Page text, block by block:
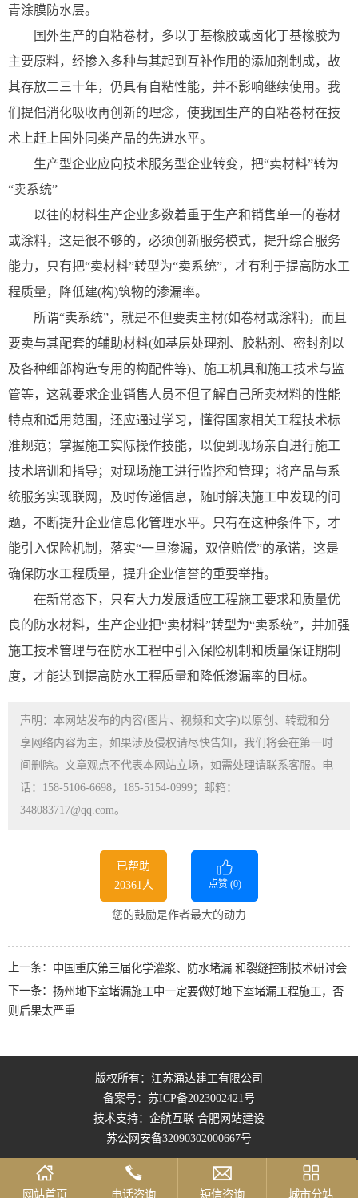
青涂膜防水层。
国外生产的自粘卷材，多以丁基橡胶或卤化丁基橡胶为
主要原料，经掺入多种与其起到互补作用的添加剂制成，故
其存放二三十年，仍具有自粘性能，并不影响继续使用。我
们提倡消化吸收再创新的理念，使我国生产的自粘卷材在技
术上赶上国外同类产品的先进水平。
生产型企业应向技术服务型企业转变，把“卖材料”转为
“卖系统”
以往的材料生产企业多数着重于生产和销售单一的卷材
或涂料，这是很不够的，必须创新服务模式，提升综合服务
能力，只有把“卖材料”转型为“卖系统”，才有利于提高防水工
程质量，降低建(构)筑物的渗漏率。
所谓“卖系统”，就是不但要卖主材(如卷材或涂料)，而且
要卖与其配套的辅助材料(如基层处理剂、胶粘剂、密封剂以
及各种细部构造专用的构配件等)、施工机具和施工技术与监
管等，这就要求企业销售人员不但了解自己所卖材料的性能
特点和适用范围，还应通过学习，懂得国家相关工程技术标
准规范；掌握施工实际操作技能，以便到现场亲自进行施工
技术培训和指导；对现场施工进行监控和管理；将产品与系
统服务实现联网，及时传递信息，随时解决施工中发现的问
题，不断提升企业信息化管理水平。只有在这种条件下，才
能引入保险机制，落实“一旦渗漏，双倍赔偿”的承诺，这是
确保防水工程质量，提升企业信誉的重要举措。
在新常态下，只有大力发展适应工程施工要求和质量优
良的防水材料，生产企业把“卖材料”转型为“卖系统”，并加强
施工技术管理与在防水工程中引入保险机制和质量保证期制
度，才能达到提高防水工程质量和降低渗漏率的目标。
声明：本网站发布的内容(图片、视频和文字)以原创、转载和分
享网络内容为主，如果涉及侵权请尽快告知，我们将会在第一时
间删除。文章观点不代表本网站立场，如需处理请联系客服。电
话：158-5106-6698，185-5154-0999；邮箱：
348083717@qq.com。
已帮助
20361人
点赞 (0)
您的鼓励是作者最大的动力
上一条： 中国重庆第三届化学灌浆、防水堵漏 和裂缝控制技术研讨会
下一条： 扬州地下室堵漏施工中一定要做好地下室堵漏工程施工，否
则后果太严重
版权所有：江苏涌达建工有限公司
备案号： 苏ICP备2023002421号
技术支持：企航互联 合肥网站建设
苏公网安备32090302000667号
网站首页 电话咨询 短信咨询 城市分站